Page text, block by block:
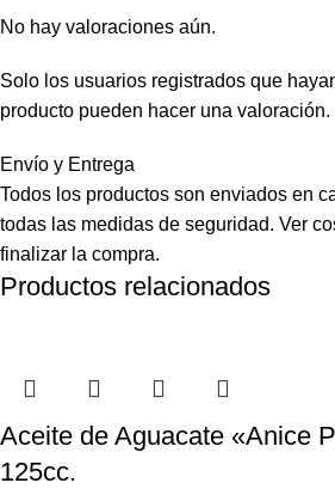
No hay valoraciones aún.
Solo los usuarios registrados que
producto pueden hacer una valoración.
Envío y Entrega
Todos los productos son enviados en
todas las medidas de seguridad. Ver
finalizar la compra.
Productos relacionados
Aceite de Aguacate «Anice
125cc.